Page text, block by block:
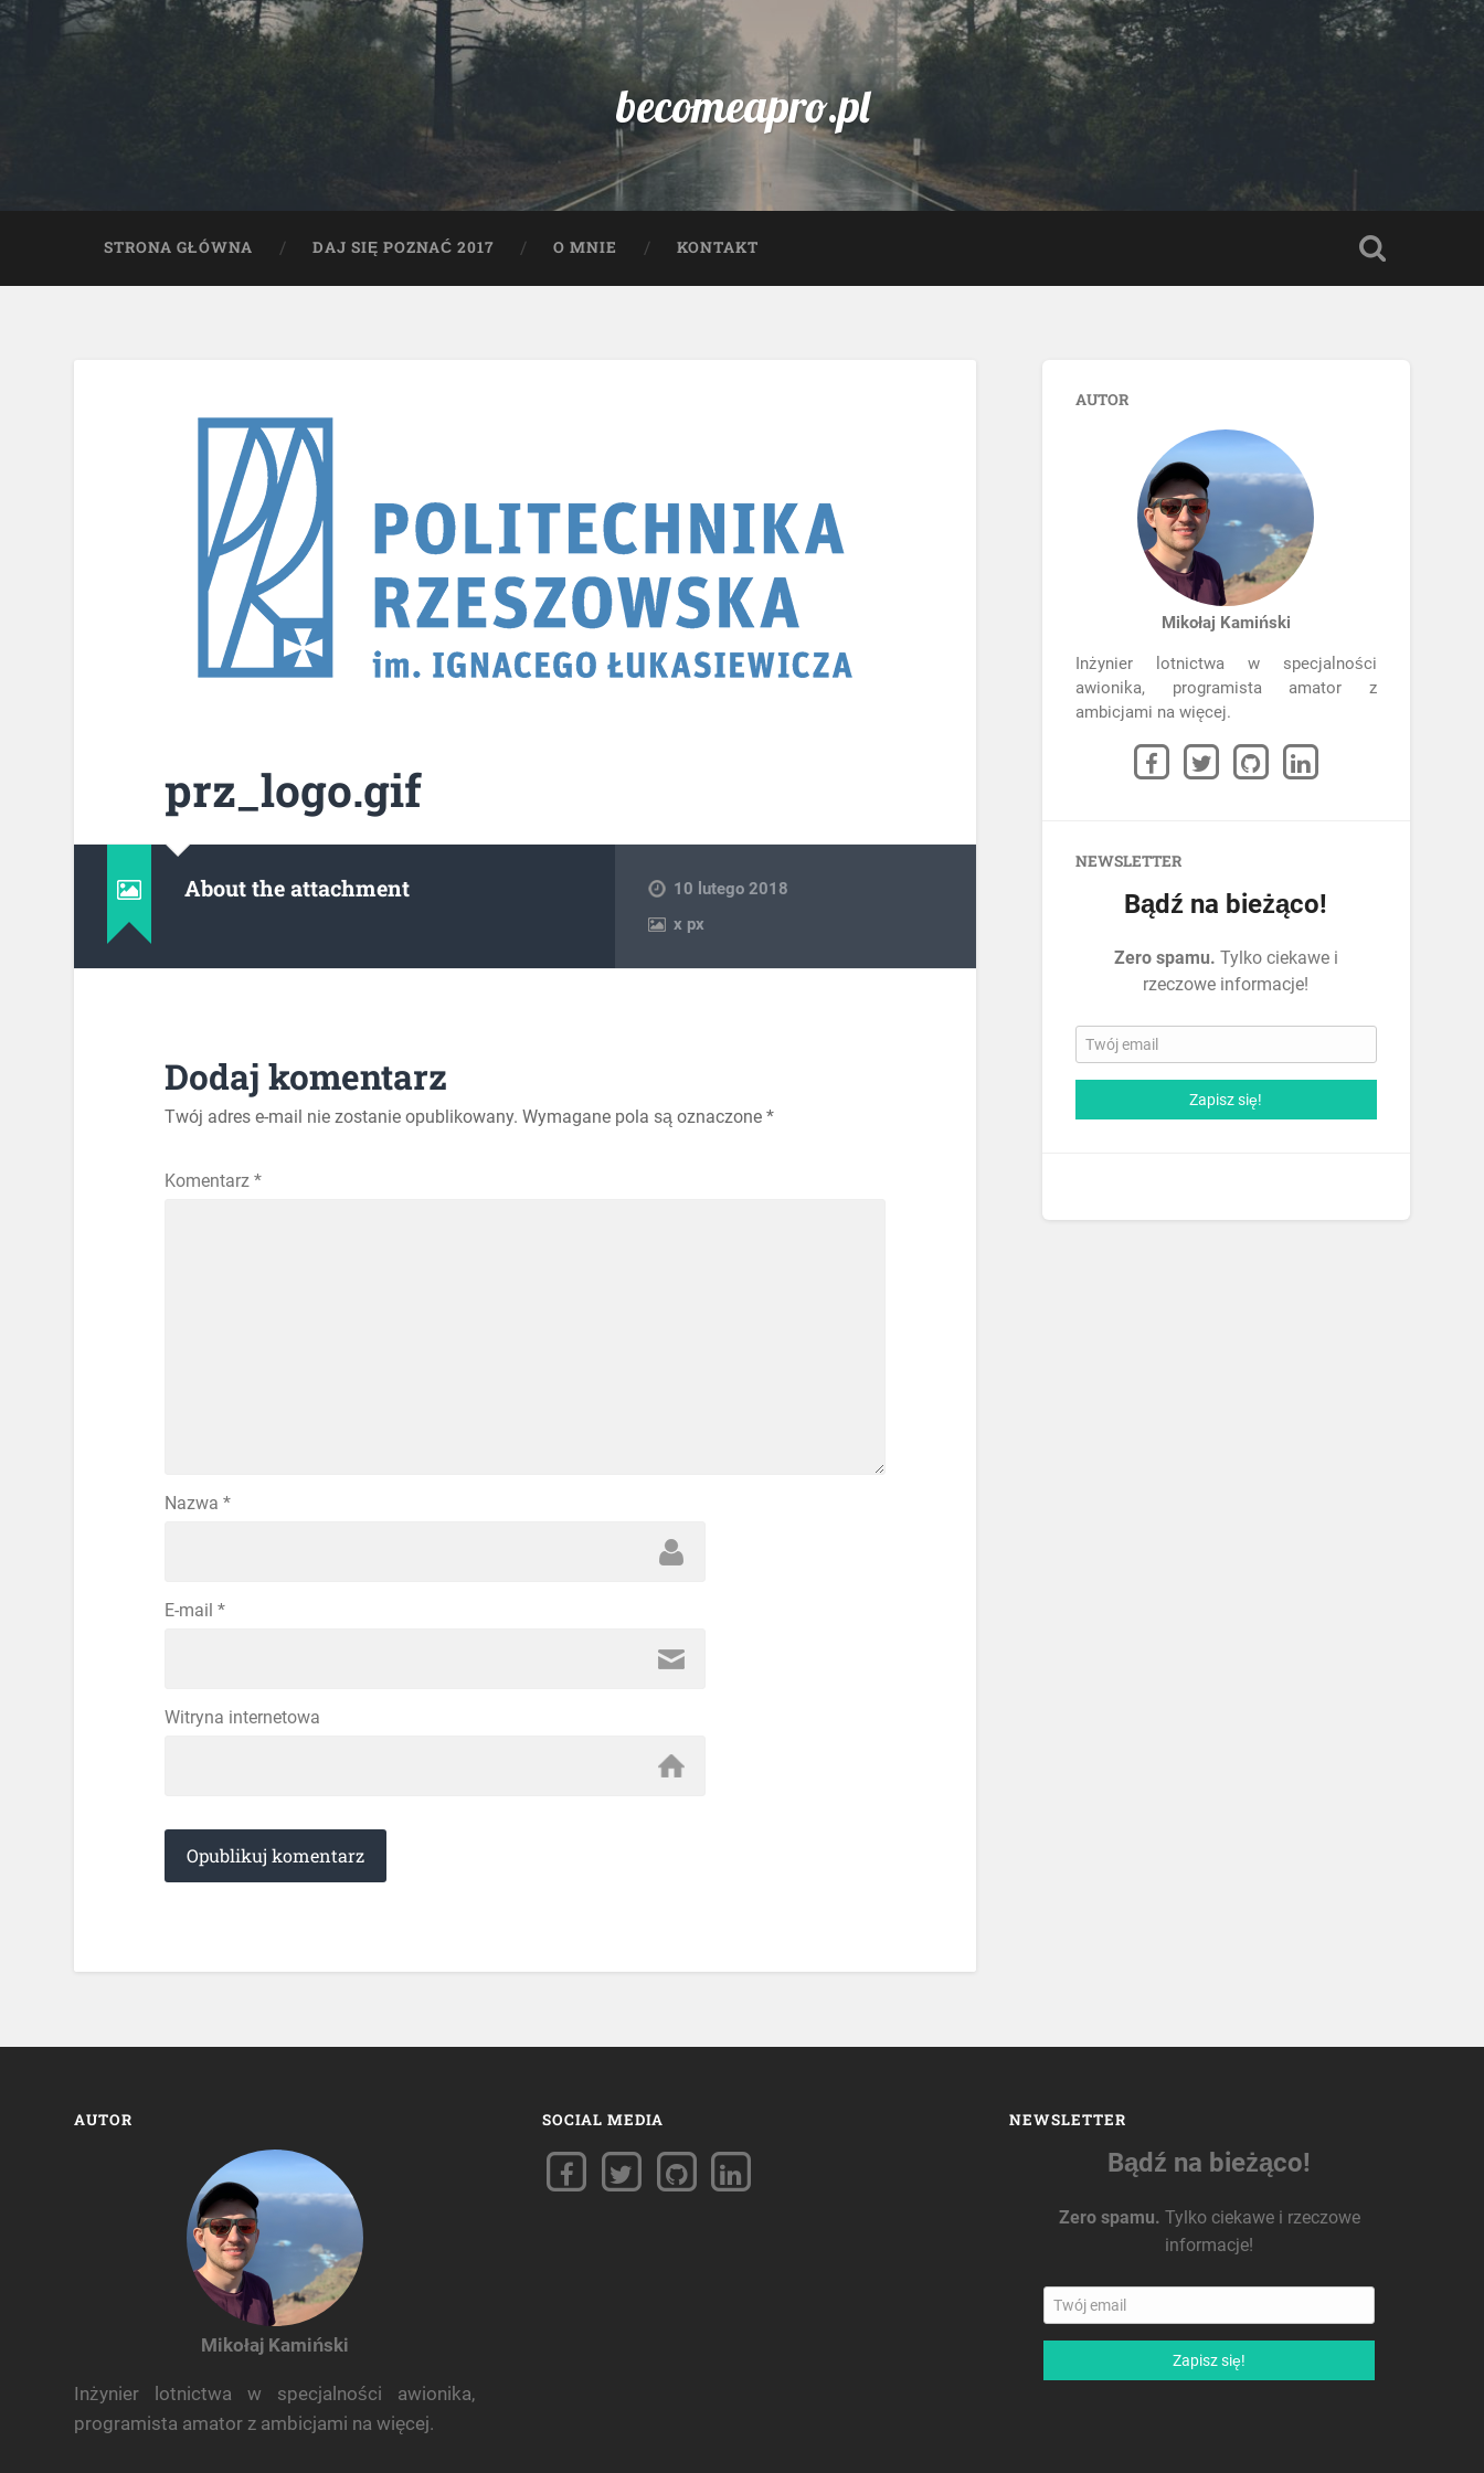
becomeapro.pl
STRONA GŁÓWNA DAJ SIĘ POZNAĆ 2017 O MNIE KONTAKT
prz_logo.gif
About the attachment
10 lutego 2018
x px
Dodaj komentarz
Twój adres e-mail nie zostanie opublikowany. Wymagane pola są oznaczone *
Komentarz *
Nazwa *
E-mail *
Witryna internetowa
AUTOR
Mikołaj Kamiński
Inżynier lotnictwa w specjalności
awionika, programista amator z
ambicjami na więcej.
NEWSLETTER
Bądź na bieżąco!
Zero spamu. Tylko ciekawe i
rzeczowe informacje!
Zapisz się!
AUTOR
Mikołaj Kamiński
Inżynier lotnictwa w specjalności awionika,
programista amator z ambicjami na więcej.
SOCIAL MEDIA NEWSLETTER
Bądź na bieżąco!
Zero spamu. Tylko ciekawe i rzeczowe
informacje!
Zapisz się!